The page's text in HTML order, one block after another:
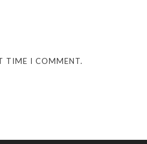
TIME I COMMENT.